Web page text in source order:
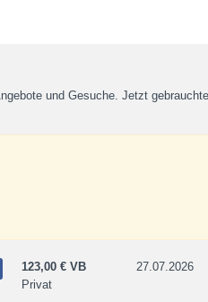
und Gesuche. Jetzt gebrauchte
123,00 € VB
Privat
27.07.2026